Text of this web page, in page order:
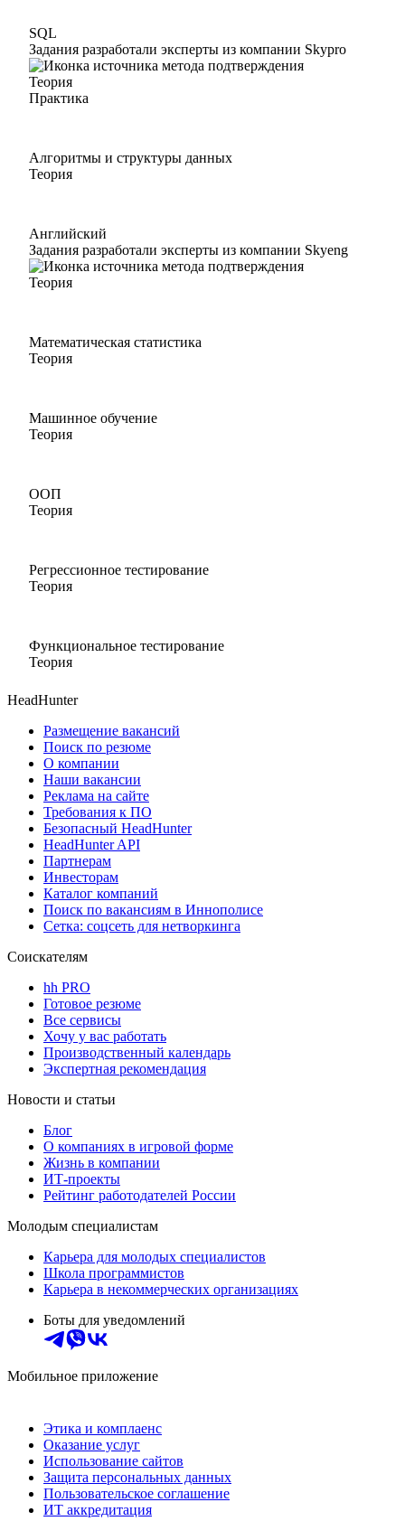
SQL
Задания разработали эксперты из компании Skypro
Теория
Практика
Алгоритмы и структуры данных
Теория
Английский
Задания разработали эксперты из компании Skyeng
Теория
Математическая статистика
Теория
Машинное обучение
Теория
ООП
Теория
Регрессионное тестирование
Теория
Функциональное тестирование
Теория
HeadHunter
Размещение вакансий
Поиск по резюме
О компании
Наши вакансии
Реклама на сайте
Требования к ПО
Безопасный HeadHunter
HeadHunter API
Партнерам
Инвесторам
Каталог компаний
Поиск по вакансиям в Иннополисе
Сетка: соцсеть для нетворкинга
Соискателям
hh PRO
Готовое резюме
Все сервисы
Хочу у вас работать
Производственный календарь
Экспертная рекомендация
Новости и статьи
Блог
О компаниях в игровой форме
Жизнь в компании
ИТ-проекты
Рейтинг работодателей России
Молодым специалистам
Карьера для молодых специалистов
Школа программистов
Карьера в некоммерческих организациях
Боты для уведомлений
Мобильное приложение
Этика и комплаенс
Оказание услуг
Использование сайтов
Защита персональных данных
Пользовательское соглашение
ИТ аккредитация